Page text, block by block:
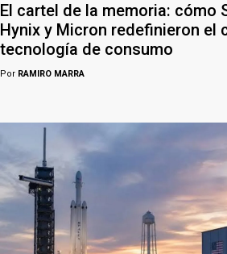
El cartel de la memoria: cómo
Hynix y Micron redefinieron el
tecnología de consumo
Por RAMIRO MARRA